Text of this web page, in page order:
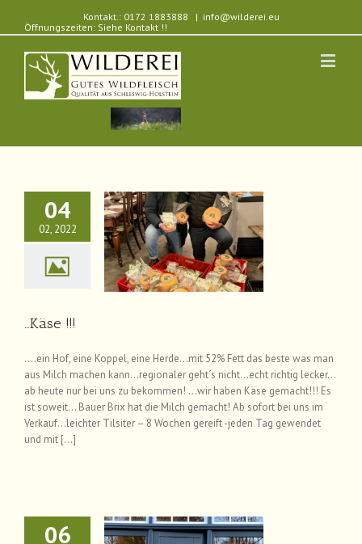
Kontakt.: 0172 1883888
Öffnungszeiten: Siehe Kontakt !!
| info@wilderei.eu
04
02, 2022
…Käse !!!
….ein Hof, eine Koppel, eine Herde…mit 52% Fett das beste was man
aus Milch machen kann…regionaler geht´s nicht…echt richtig lecker…
ab heute nur bei uns zu bekommen! …wir haben Käse gemacht!!! Es
ist soweit… Bauer Brix hat die Milch gemacht! Ab sofort bei uns im
Verkauf…leichter Tilsiter – 8 Wochen gereift -jeden Tag gewendet
und mit […]
06